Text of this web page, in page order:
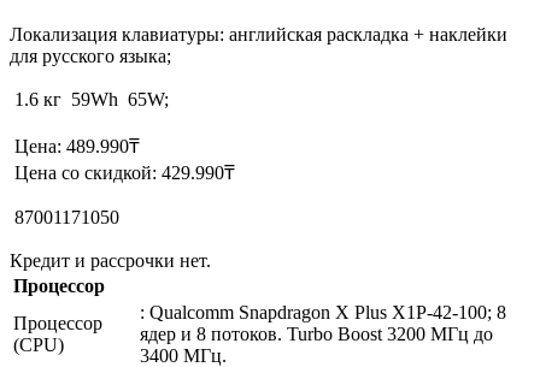
Локализация клавиатуры: английская раскладка + наклейки
для русского языка;
1.6 кг 59Wh 65W;
Цена: 489.990₸
Цена со скидкой: 429.990₸
87001171050
Кредит и рассрочки нет.
Процессор
Процессор
(CPU)
: Qualcomm Snapdragon X Plus X1P‑42‑100; 8
ядер и 8 потоков. Turbo Boost 3200 МГц до
3400 МГц.